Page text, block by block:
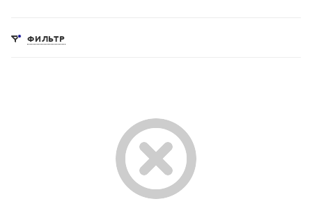
ФИЛЬТР